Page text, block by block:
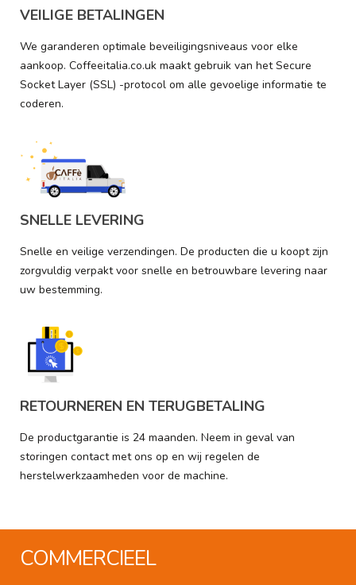
VEILIGE BETALINGEN
We garanderen optimale beveiligingsniveaus voor elke
aankoop. Coffeeitalia.co.uk maakt gebruik van het Secure
Socket Layer (SSL) -protocol om alle gevoelige informatie te
coderen.
SNELLE LEVERING
Snelle en veilige verzendingen. De producten die u koopt zijn
zorgvuldig verpakt voor snelle en betrouwbare levering naar
uw bestemming.
RETOURNEREN EN TERUGBETALING
De productgarantie is 24 maanden. Neem in geval van
storingen contact met ons op en wij regelen de
herstelwerkzaamheden voor de machine.
COMMERCIEEL